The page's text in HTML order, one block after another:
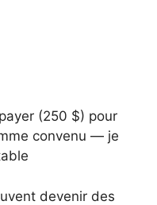
(250 $) pour
convenu — je
devenir des